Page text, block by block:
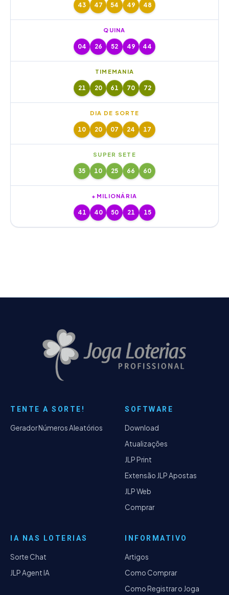
43 47 54 49 48
QUINA
04 26 52 49 44
TIMEMANIA
21 20 61 70 72
DIA DE SORTE
10 20 07 24 17
SUPER SETE
35 10 25 66 60
+MILIONÁRIA
41 40 50 21 15
TENTE A SORTE!
Gerador Números Aleatórios
SOFTWARE
Download
Atualizações
JLP Print
Extensão JLP Apostas
JLP Web
Comprar
IA NAS LOTERIAS
Sorte Chat
JLP Agent IA
INFORMATIVO
Artigos
Como Comprar
Como Registrar o Joga